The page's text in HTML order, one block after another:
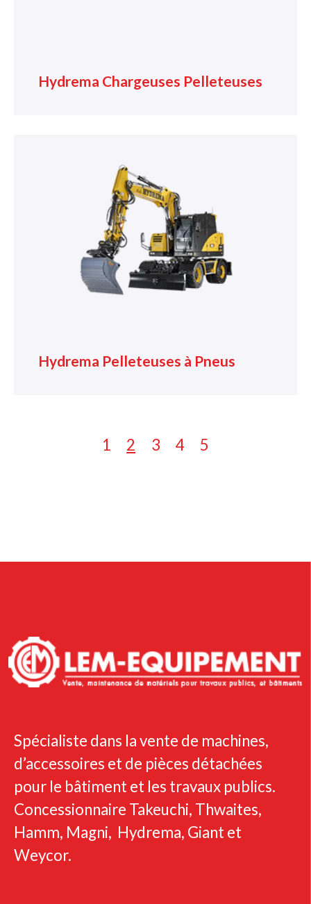
Hydrema Chargeuses Pelleteuses
Hydrema Pelleteuses à Pneus
1 2 3 4 5
Spécialiste dans la vente de machines,
d’accessoires et de pièces détachées
pour le bâtiment et les travaux publics.
Concessionnaire Takeuchi, Thwaites,
Hamm, Magni, Hydrema, Giant et
Weycor.